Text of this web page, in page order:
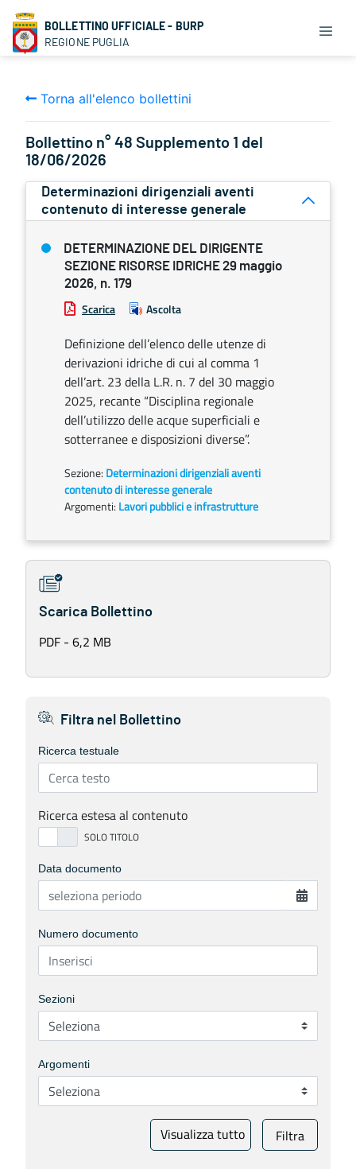
BOLLETTINO UFFICIALE - BURP
REGIONE PUGLIA
Torna all'elenco bollettini
Bollettino n° 48 Supplemento 1 del
18/06/2026
Determinazioni dirigenziali aventi
contenuto di interesse generale
DETERMINAZIONE DEL DIRIGENTE
SEZIONE RISORSE IDRICHE 29 maggio
2026, n. 179
Scarica Ascolta
Definizione dell’elenco delle utenze di
derivazioni idriche di cui al comma 1
dell’art. 23 della L.R. n. 7 del 30 maggio
2025, recante “Disciplina regionale
dell’utilizzo delle acque superficiali e
sotterranee e disposizioni diverse”.
Sezione: Determinazioni dirigenziali aventi
contenuto di interesse generale
Argomenti: Lavori pubblici e infrastrutture
Scarica Bollettino
PDF - 6,2 MB
Filtra nel Bollettino
Ricerca testuale
Ricerca estesa al contenuto
Data documento
Numero documento
Sezioni
Argomenti
Visualizza tutto Filtra